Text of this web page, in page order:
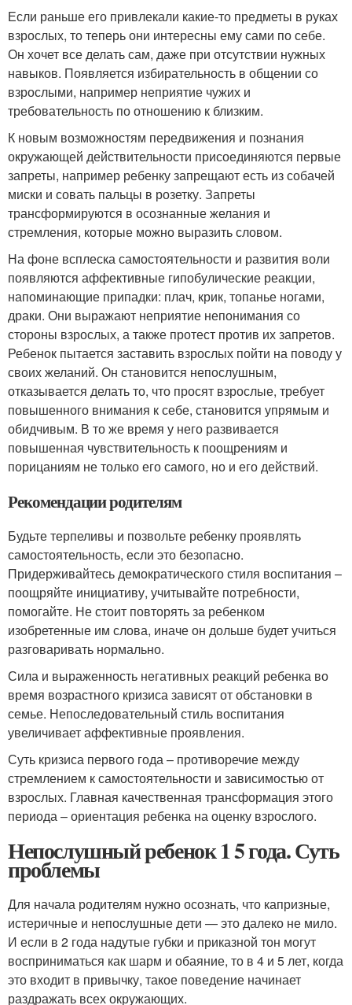
Если раньше его привлекали какие-то предметы в руках
взрослых, то теперь они интересны ему сами по себе.
Он хочет все делать сам, даже при отсутствии нужных
навыков. Появляется избирательность в общении со
взрослыми, например неприятие чужих и
требовательность по отношению к близким.
К новым возможностям передвижения и познания
окружающей действительности присоединяются первые
запреты, например ребенку запрещают есть из собачей
миски и совать пальцы в розетку. Запреты
трансформируются в осознанные желания и
стремления, которые можно выразить словом.
На фоне всплеска самостоятельности и развития воли
появляются аффективные гипобулические реакции,
напоминающие припадки: плач, крик, топанье ногами,
драки. Они выражают неприятие непонимания со
стороны взрослых, а также протест против их запретов.
Ребенок пытается заставить взрослых пойти на поводу у
своих желаний. Он становится непослушным,
отказывается делать то, что просят взрослые, требует
повышенного внимания к себе, становится упрямым и
обидчивым. В то же время у него развивается
повышенная чувствительность к поощрениям и
порицаниям не только его самого, но и его действий.
Рекомендации родителям
Будьте терпеливы и позвольте ребенку проявлять
самостоятельность, если это безопасно.
Придерживайтесь демократического стиля воспитания –
поощряйте инициативу, учитывайте потребности,
помогайте. Не стоит повторять за ребенком
изобретенные им слова, иначе он дольше будет учиться
разговаривать нормально.
Сила и выраженность негативных реакций ребенка во
время возрастного кризиса зависят от обстановки в
семье. Непоследовательный стиль воспитания
увеличивает аффективные проявления.
Суть кризиса первого года – противоречие между
стремлением к самостоятельности и зависимостью от
взрослых. Главная качественная трансформация этого
периода – ориентация ребенка на оценку взрослого.
Непослушный ребенок 1 5 года. Суть
проблемы
Для начала родителям нужно осознать, что капризные,
истеричные и непослушные дети — это далеко не мило.
И если в 2 года надутые губки и приказной тон могут
восприниматься как шарм и обаяние, то в 4 и 5 лет, когда
это входит в привычку, такое поведение начинает
раздражать всех окружающих.